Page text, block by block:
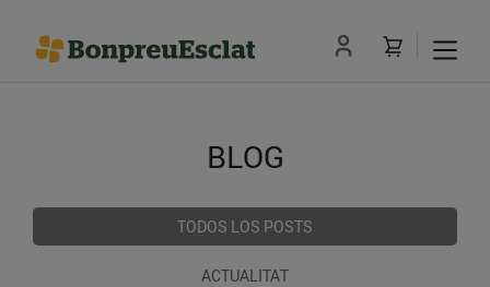
BLOG
TODOS LOS POSTS
ACTUALITAT